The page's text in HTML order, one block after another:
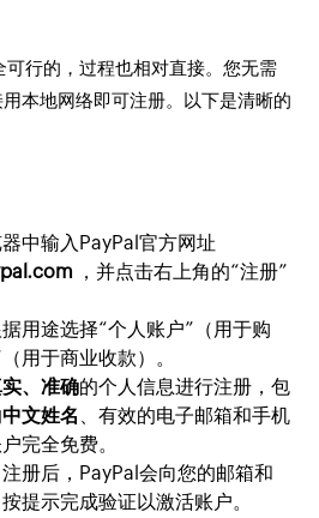
可行的，过程也相对直接。您无需
本地网络即可注册。以下是清晰的
器中输入PayPal官方网址
，并点击右上角的“注册”
据用途选择“个人账户”（用于购
用于商业收款）。
、准确的个人信息进行注册，包
中文姓名 、有效的电子邮箱和手机
完全免费。
册后，PayPal会向您的邮箱和
提示完成验证以激活账户。